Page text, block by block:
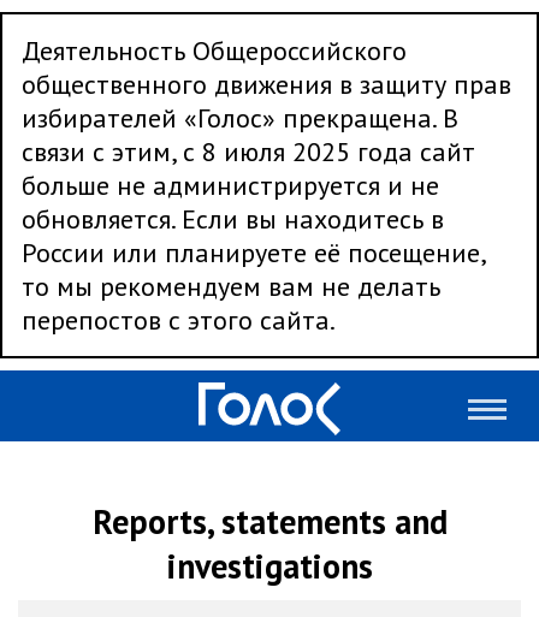
Деятельность Общероссийского
общественного движения в защиту прав
избирателей «Голос» прекращена. В
связи с этим, с 8 июля 2025 года сайт
больше не администрируется и не
обновляется. Если вы находитесь в
России или планируете её посещение,
то мы рекомендуем вам не делать
перепостов с этого сайта.
Reports, statements and
investigations